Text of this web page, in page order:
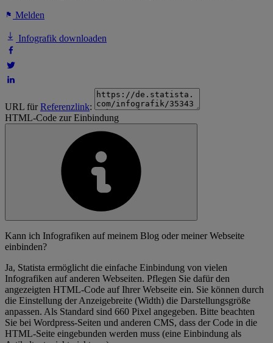
Melden
Infografik downloaden
URL fürReferenzlink:
HTML-Code zur Einbindung
Kann ich Infografiken auf meinem Blog oder meiner Webseite
einbinden?
Ja, Statista ermöglicht die einfache Einbindung von vielen
Infografiken auf anderen Webseiten. Pflegen Sie dafür den
angezeigten HTML-Code auf Ihrer Webseite ein. Sie können durch
die Einstellung der Anzeigebreite (Width) die Darstellungsgröße
anpassen. Als Standard sind 660 Pixel angegeben. Bitte beachten
Sie bei Wordpress-Seiten und anderen CMS, dass der Code in die
HTML-Seite eingebunden werden muss (eine Einbindung als